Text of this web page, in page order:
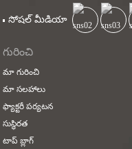
సోషల్ మీడియా
గురించి
మా గురించి
మా సలహాలు
ఫ్యాక్టరీ పర్యటన
సుస్థిరత
టాప్ బ్లాగ్